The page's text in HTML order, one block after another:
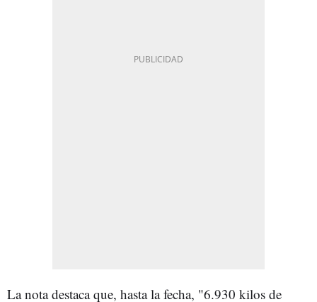
La nota destaca que, hasta la fecha, "6.930 kilos de